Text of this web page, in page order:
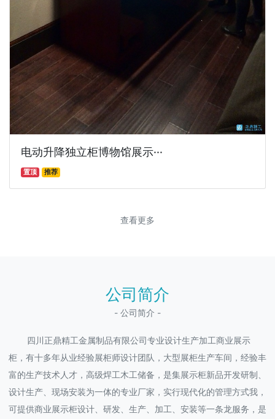
电动升降独立柜博物馆展示···
置顶 推荐
查看更多
公司简介
- 公司简介 -
四川正鼎精工金属制品有限公司专业设计生产加工商业展示
柜，有十多年从业经验展柜师设计团队，大型展柜生产车间，经验丰
富的生产技术人才，高级焊工木工储备，是集展示柜新品开发研制、
设计生产、现场安装为一体的专业厂家，实行现代化的管理方式我，
可提供商业展示柜设计、研发、生产、加工、安装等一条龙服务，是